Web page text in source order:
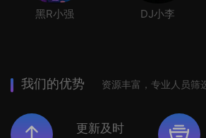
黑R小强 DJ小李
我们的优势 资源丰富，专业人员筛
更新及时